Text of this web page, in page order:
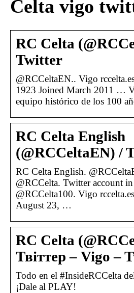
Celta vigo
RC Celta
Twitter
@RCCeltaEN.. Vigo
1923 Joined March 2011 …
equipo histórico de los 100
RC Celta English
(@RCCeltaEN) /
RC Celta English.
@RCCelta. Twitter account
@RCCelta100. Vigo
August 23, …
RC Celta
Твіттер – Vigo –
Todo en el #InsideRCCelta
¡Dale al PLAY!